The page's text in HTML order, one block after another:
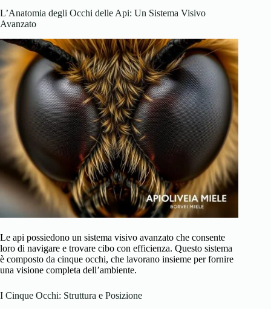
L’Anatomia degli Occhi delle Api: Un Sistema Visivo
Avanzato
Le api possiedono un sistema visivo avanzato che consente
loro di navigare e trovare cibo con efficienza. Questo sistema
è composto da cinque occhi, che lavorano insieme per fornire
una visione completa dell’ambiente.
I Cinque Occhi: Struttura e Posizione